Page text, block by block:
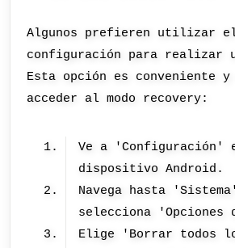
Algunos prefieren utilizar el
configuración para realizar
Esta opción es conveniente
acceder al modo recovery:
Ve a 'Configuración'
dispositivo Android.
Navega hasta
selecciona
Elige 'Borrar todos